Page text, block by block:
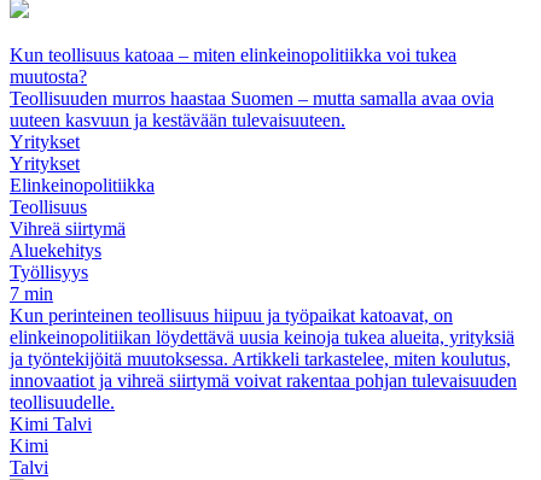
Kun teollisuus katoaa – miten elinkeinopolitiikka voi tukea
muutosta?
Teollisuuden murros haastaa Suomen – mutta samalla avaa ovia
uuteen kasvuun ja kestävään tulevaisuuteen.
Yritykset
Yritykset
Elinkeinopolitiikka
Teollisuus
Vihreä siirtymä
Aluekehitys
Työllisyys
7 min
Kun perinteinen teollisuus hiipuu ja työpaikat katoavat, on
elinkeinopolitiikan löydettävä uusia keinoja tukea alueita, yrityksiä
ja työntekijöitä muutoksessa. Artikkeli tarkastelee, miten koulutus,
innovaatiot ja vihreä siirtymä voivat rakentaa pohjan tulevaisuuden
teollisuudelle.
Kimi Talvi
Kimi
Talvi